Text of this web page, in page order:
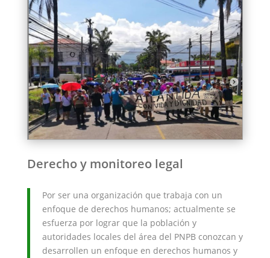
Derecho y monitoreo legal
Por ser una organización que trabaja con un
enfoque de derechos humanos; actualmente se
esfuerza por lograr que la población y
autoridades locales del área del PNPB conozcan y
desarrollen un enfoque en derechos humanos y